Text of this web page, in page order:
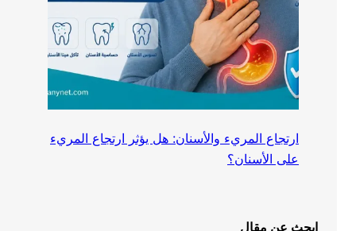
ارتجاع المريء والأسنان: هل يؤثر ارتجاع المريء
على الأسنان؟
ابحث عن مقال